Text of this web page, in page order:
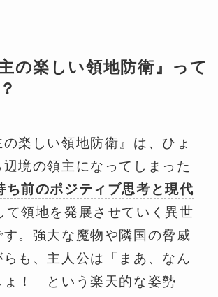
の楽しい領地防衛』って
の楽しい領地防衛』は、ひょ
境の領主になってしまった
ち前のポジティブ思考と現代
て領地を発展させていく異世
。強大な魔物や隣国の脅威
も、主人公は「まあ、なん
ょ！」という楽天的な姿勢